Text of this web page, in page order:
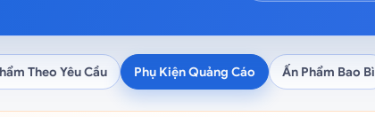
Theo Yêu Cầu Phụ Kiện Quảng Cáo Ấn Phẩm Bao Bì